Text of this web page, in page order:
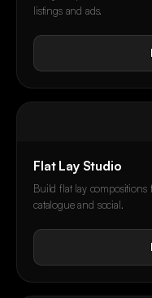
listings and ads.
Flat Lay Studio
Build flat lay
catalogue and social.